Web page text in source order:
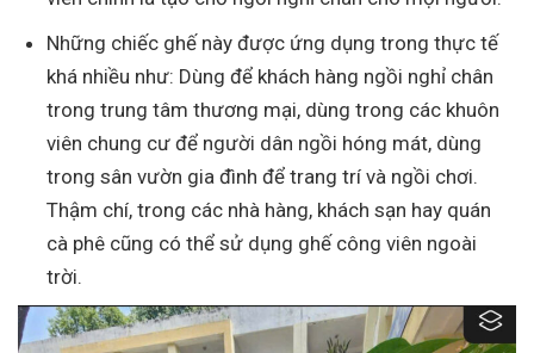
Những chiếc ghế này được ứng dụng trong thực tế
khá nhiều như: Dùng để khách hàng ngồi nghỉ chân
trong trung tâm thương mại, dùng trong các khuôn
viên chung cư để người dân ngồi hóng mát, dùng
trong sân vườn gia đình để trang trí và ngồi chơi.
Thậm chí, trong các nhà hàng, khách sạn hay quán
cà phê cũng có thể sử dụng ghế công viên ngoài
trời.